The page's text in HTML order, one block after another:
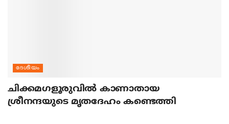
ദേശീയം
ചിക്കമഗളൂരുവില്‍ കാണാതായ
ശ്രീനന്ദയുടെ മൃതദേഹം കണ്ടെത്തി